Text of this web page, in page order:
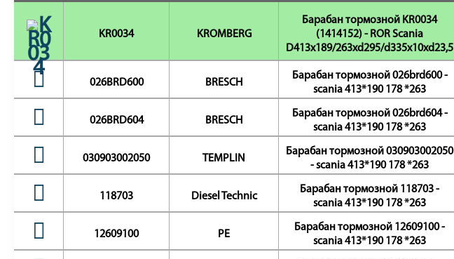
KR0034 KROMBERG
Барабан тормозной KR0034
(1414152) - ROR Scania
D413x189/263xd295/d335x10xd23,5
026BRD600 BRESCH
Барабан тормозной 026brd600 -
scania 413*190 178 *263
026BRD604 BRESCH
Барабан тормозной 026brd604 -
scania 413*190 178 *263
030903002050 TEMPLIN
Барабан тормозной 030903002050
- scania 413*190 178 *263
118703 Diesel Technic
Барабан тормозной 118703 -
scania 413*190 178 *263
12609100 PE
Барабан тормозной 12609100 -
scania 413*190 178 *263